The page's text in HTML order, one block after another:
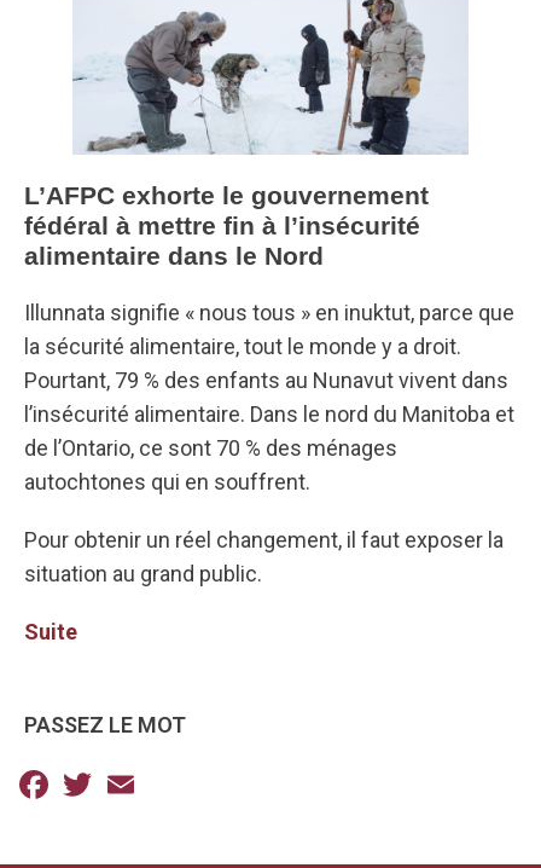
L’AFPC exhorte le gouvernement
fédéral à mettre fin à l’insécurité
alimentaire dans le Nord
Illunnata signifie « nous tous » en inuktut, parce que
la sécurité alimentaire, tout le monde y a droit.
Pourtant, 79 % des enfants au Nunavut vivent dans
l’insécurité alimentaire. Dans le nord du Manitoba et
de l’Ontario, ce sont 70 % des ménages
autochtones qui en souffrent.
Pour obtenir un réel changement, il faut exposer la
situation au grand public.
Suite
PASSEZ LE MOT
Facebook
Twitter